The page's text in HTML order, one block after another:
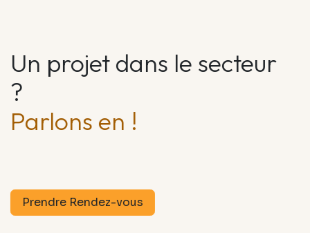
Un projet dans le secteur
?
Parlons en !
Prendre Rendez-vous